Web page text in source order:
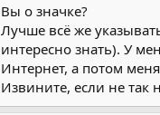
Вы о значке?
Лучше всё же
интересно знать). У
Интернет, а потом
Извините, если не так